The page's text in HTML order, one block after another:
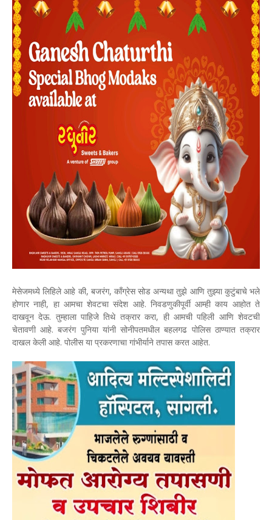
मेसेजमध्ये लिहिले आहे की, बजरंग, काँग्रेस सोड अन्यथा तुझे आणि तुझ्या कुटुंबाचे भले
होणार नाही, हा आमचा शेवटचा संदेश आहे. निवडणुकीपूर्वी आम्ही काय आहोत ते
दाखवून देऊ. तुम्हाला पाहिजे तिथे तक्रार करा, ही आमची पहिली आणि शेवटची
चेतावणी आहे. बजरंग पुनिया यांनी सोनीपतमधील बहलगढ पोलिस ठाण्यात तक्रार
दाखल केली आहे. पोलीस या प्रकरणाचा गांभीर्याने तपास करत आहेत.